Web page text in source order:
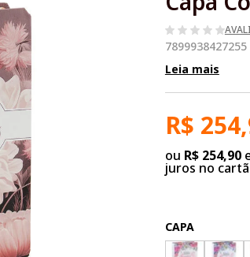
7899938427255
Leia mais
R$
ou R$ 254,90
juros no
CAPA